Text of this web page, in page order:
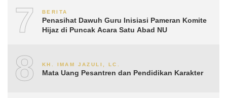
7 BERITA
Penasihat Dawuh Guru Inisiasi Pameran Komite
Hijaz di Puncak Acara Satu Abad NU
8 KH. IMAM JAZULI, LC.
Mata Uang Pesantren dan Pendidikan Karakter